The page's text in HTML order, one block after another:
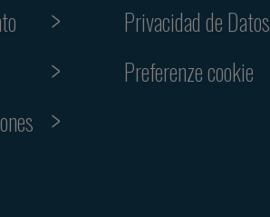
Privacidad de Datos
Preferenze cookie